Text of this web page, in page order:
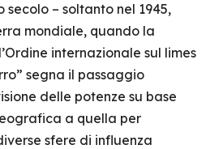
secolo – soltanto nel 1945,
mondiale, quando la
internazionale sul limes
segna il passaggio
delle potenze su base
a quella per
sfere di influenza